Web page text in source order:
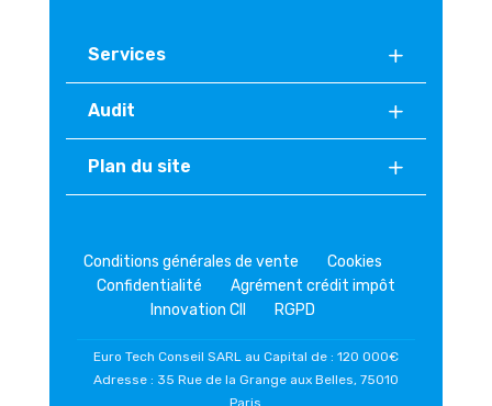
Services
Audit
Plan du site
Conditions générales de vente
Cookies
Confidentialité
Agrément crédit impôt
Innovation CII
RGPD
Euro Tech Conseil SARL au Capital de : 120 000€
Adresse : 35 Rue de la Grange aux Belles, 75010